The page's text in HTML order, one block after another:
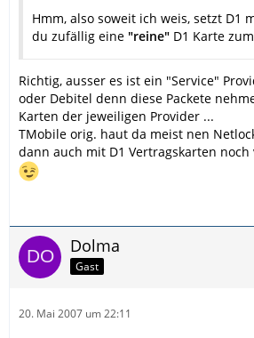
Hmm, also soweit ich weis, setzt D1
du zufällig eine "reine" D1 Karte
Richtig, ausser es ist ein "Service"
oder Debitel denn diese Packete
Karten der jeweiligen Provider ...
TMobile orig. haut da meist nen
dann auch mit D1 Vertragskarten
Dolma
Gast
20. Mai 2007 um 22:11